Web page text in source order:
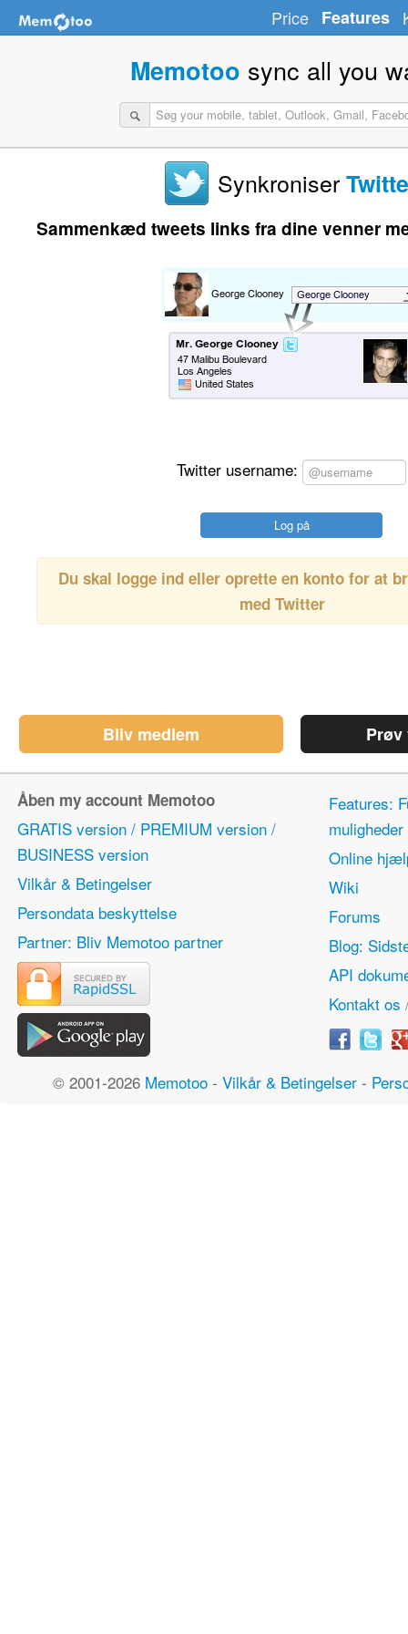
Price Features
Memotoo sync all you
Synkroniser
Sammenkæd tweets links fra dine venner
Twitter username:
Du skal logge ind eller oprette en konto for at
med Twitter
Bliv medlem Prøv
Åben my account Memotoo
GRATIS version / PREMIUM version /
BUSINESS version
Vilkår & Betingelser
Persondata beskyttelse
Partner: Bliv Memotoo partner
Features:
Online
Wiki
Forums
Blog:
API
Kontakt os
© 2001-2026 Memotoo- Vilkår & Betingelser-